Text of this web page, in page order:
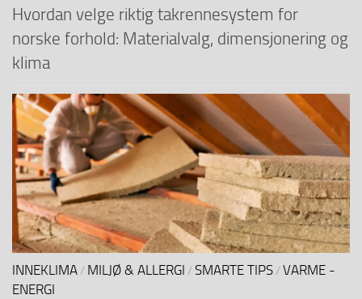
Hvordan velge riktig takrennesystem for
norske forhold: Materialvalg, dimensjonering og
klima
INNEKLIMA / MILJØ & ALLERGI / SMARTE TIPS / VARME -
ENERGI